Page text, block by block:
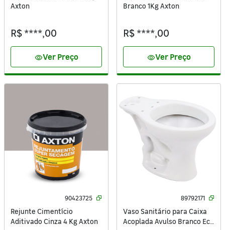
Axton
R$ ****,00
visibilityVer Preço
Branco 1Kg Axton
R$ ****,00
visibilityVer Preço
90423725
Rejunte Cimentício
Aditivado Cinza 4 Kg Axton
89792171
Vaso Sanitário para Caixa
Acoplada Avulso Branco Eco